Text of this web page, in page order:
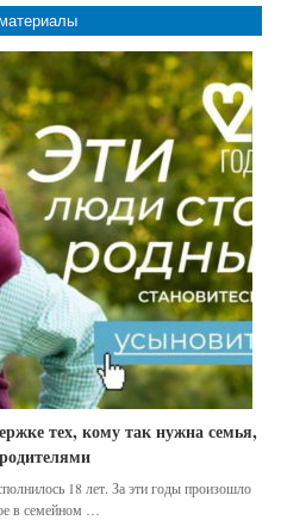
тех, кому так нужна семья,
18 лет. За эти годы произошло
в семейном …